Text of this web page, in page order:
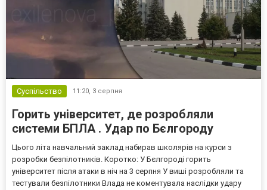
Суспільство 11:20, 3 серпня
Горить університет, де розробляли
системи БПЛА . Удар по Бєлгороду
Цього літа навчальний заклад набирав школярів на курси з
розробки безпілотників. Коротко: У Бєлгороді горить
університет після атаки в ніч на 3 серпня У виші розробляли та
тестували безпілотники Влада не коментувала наслідки удару